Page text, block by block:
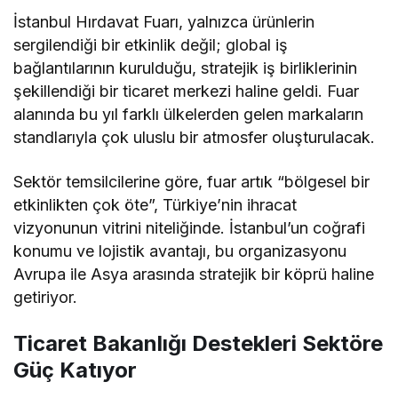
İstanbul Hırdavat Fuarı, yalnızca ürünlerin
sergilendiği bir etkinlik değil; global iş
bağlantılarının kurulduğu, stratejik iş birliklerinin
şekillendiği bir ticaret merkezi haline geldi. Fuar
alanında bu yıl farklı ülkelerden gelen markaların
standlarıyla çok uluslu bir atmosfer oluşturulacak.
Sektör temsilcilerine göre, fuar artık “bölgesel bir
etkinlikten çok öte”, Türkiye’nin ihracat
vizyonunun vitrini niteliğinde. İstanbul’un coğrafi
konumu ve lojistik avantajı, bu organizasyonu
Avrupa ile Asya arasında stratejik bir köprü haline
getiriyor.
Ticaret Bakanlığı Destekleri Sektöre
Güç Katıyor